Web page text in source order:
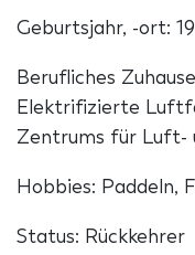
Geburtsjahr, -ort:
Berufliches
Elektrifizierte
Zentrums für Luft-
Hobbies: Paddeln,
Status: Rückkehrer